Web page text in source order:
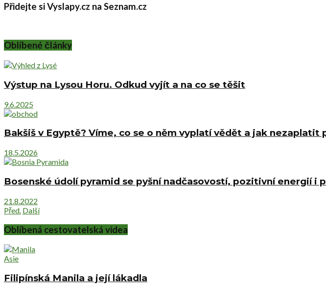
Přidejte si Vyslapy.cz na Seznam.cz
Oblíbené články
Výstup na Lysou Horu. Odkud vyjít a na co se těšit
9.6.2025
Bakšiš v Egyptě? Víme, co se o něm vyplatí vědět a jak nezaplatit
18.5.2026
Bosenské údolí pyramid se pyšní nadčasovostí, pozitivní energií i
21.8.2022
Před. Další
Oblíbená cestovatelská videa
Asie
Filipínská Manila a její lákadla